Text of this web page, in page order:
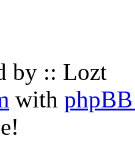
by :: Lozt
with